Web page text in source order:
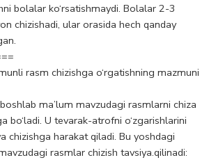
bolalar ko‘rsatishmaydi. Bolalar 2-3
chizishadi, ular orasida hech qanday
rasm chizishga o‘rgatishning mazmuni
ma’lum mavzudagi rasmlarni chiza
bo‘ladi. U tevarak-atrofni o‘zgarishlarini
chizishga harakat qiladi. Bu yoshdagi
rasmlar chizish tavsiya.qilinadi: